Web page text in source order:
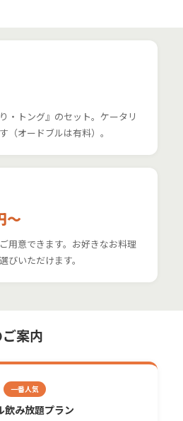
・トング』のセット。ケータリ
（オードブルは有料）。
〜
用意できます。お好きなお料理
びいただけます。
案内
一番人気
飲み放題プラン